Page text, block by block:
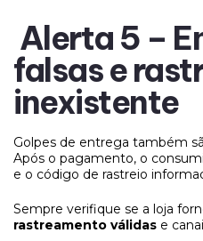
Alerta 5 –
falsas e
inexistente
Golpes de entrega também
Após o pagamento, o
e o código de rastreio
Sempre verifique se a loja
rastreamento válidas e